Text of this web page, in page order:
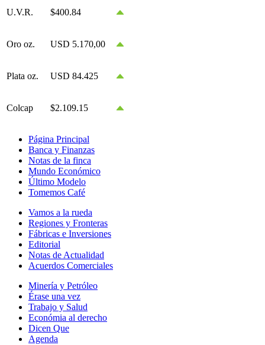
U.V.R. $400.84
Oro oz. USD 5.170,00
Plata oz. USD 84.425
Colcap $2.109.15
Página Principal
Banca y Finanzas
Notas de la finca
Mundo Económico
Último Modelo
Tomemos Café
Vamos a la rueda
Regiones y Fronteras
Fábricas e Inversiones
Editorial
Notas de Actualidad
Acuerdos Comerciales
Minería y Petróleo
Érase una vez
Trabajo y Salud
Económia al derecho
Dicen Que
Agenda